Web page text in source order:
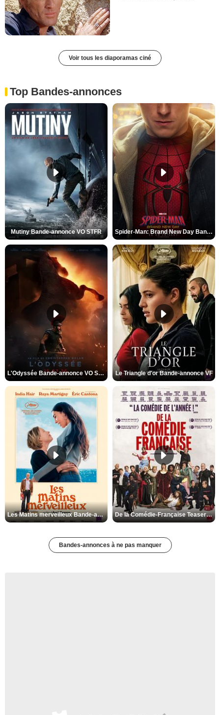
Voir tous les diaporamas ciné
Top Bandes-annonces
Mutiny Bande-annonce VO STFR Spider-Man: Brand New Day Bande-annonce VO STFR
L'Odyssée Bande-annonce VO STFR Le Triangle d'or Bande-annonce VF
Les Matins merveilleux Bande-annonce VF De la Comédie-Française Teaser VF
Bandes-annonces à ne pas manquer